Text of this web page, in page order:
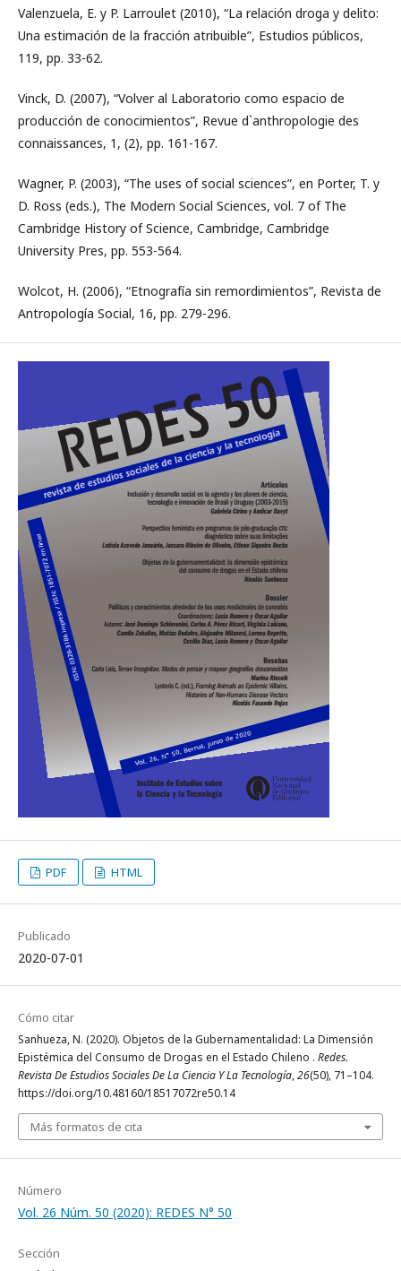
Valenzuela, E. y P. Larroulet (2010), “La relación droga y delito:
Una estimación de la fracción atribuible”, Estudios públicos,
119, pp. 33-62.
Vinck, D. (2007), “Volver al Laboratorio como espacio de
producción de conocimientos”, Revue d`anthropologie des
connaissances, 1, (2), pp. 161-167.
Wagner, P. (2003), “The uses of social sciences”, en Porter, T. y
D. Ross (eds.), The Modern Social Sciences, vol. 7 of The
Cambridge History of Science, Cambridge, Cambridge
University Pres, pp. 553-564.
Wolcot, H. (2006), “Etnografía sin remordimientos”, Revista de
Antropología Social, 16, pp. 279-296.
PDF HTML
Publicado
2020-07-01
Cómo citar
Sanhueza, N. (2020). Objetos de la Gubernamentalidad: La Dimensión
Epistémica del Consumo de Drogas en el Estado Chileno . Redes.
Revista De Estudios Sociales De La Ciencia Y La Tecnología,26(50), 71–104.
https://doi.org/10.48160/18517072re50.14
Más formatos de cita
Número
Vol. 26 Núm. 50 (2020): REDES N° 50
Sección